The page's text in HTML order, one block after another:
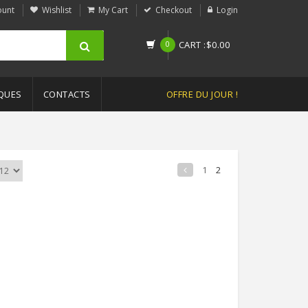
Wishlist My Cart Checkout Login
0 CART :$0.00
CONTACTS OFFRE DU JOUR !
1 2